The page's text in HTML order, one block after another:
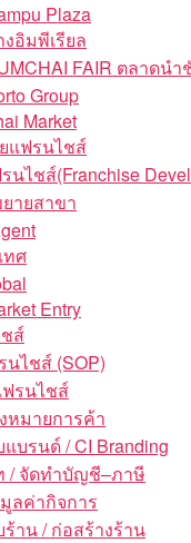
Plaza
อิมพีเรียล
FAIR ตลาดน
Group
Market
แฟรนไชส์
นไชส์(Franchise
ายสาขา
ทศ
Entry
ส์
ไชส์ (SOP)
รนไชส์
หมายการค้า
บรนด์ / CI Branding
/ จัดทำบัญชี–ภาษี
ลค่ากิจการ
าน / ก่อสร้างร้าน